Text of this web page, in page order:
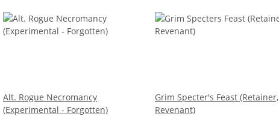
Alt. Rogue Necromancy
(Experimental - Forgotten)
Grim Specter's Feast (Retainer,
Revenant)